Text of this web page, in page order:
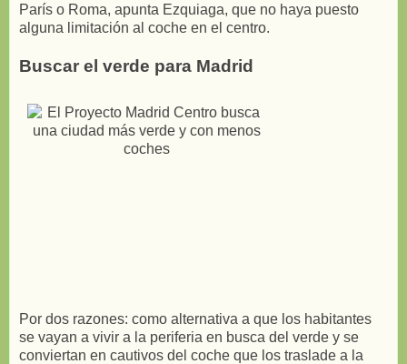
París o Roma, apunta Ezquiaga, que no haya puesto
alguna limitación al coche en el centro.
Buscar el verde para Madrid
Por dos razones: como alternativa a que los habitantes
se vayan a vivir a la periferia en busca del verde y se
conviertan en cautivos del coche que los traslade a la